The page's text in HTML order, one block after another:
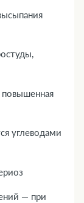
повышенная
углеводами
— при